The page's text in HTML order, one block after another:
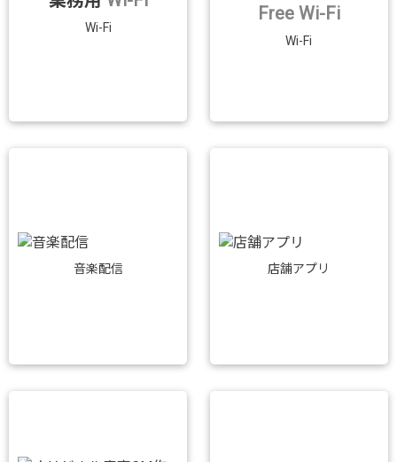
Wi-Fi
Free Wi-Fi
Wi-Fi
音楽配信 店舗アプリ